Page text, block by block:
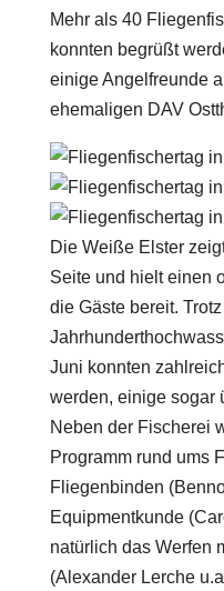
Mehr als 40
konnten begrüßt
einige Angelfreunde
ehemaligen DAV
Die Weiße Elster
Seite und hielt einen
die Gäste bereit.
Juni konnten
werden, einige sogar
Neben der Fischerei
Programm rund ums
Fliegenbinden
Equipmentkunde
natürlich das Werfen
(Alexander Lerche